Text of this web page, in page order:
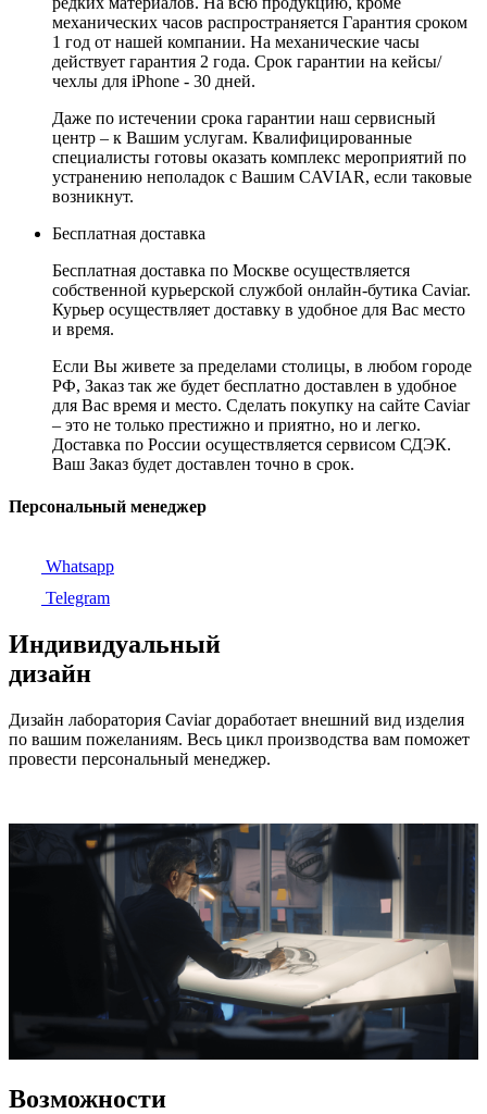
механических часов распространяется Гарантия сроком
1 год от нашей компании. На механические часы
действует гарантия 2 года. Срок гарантии на кейсы/
чехлы для iPhone - 30 дней.
Даже по истечении срока гарантии наш сервисный
центр – к Вашим услугам. Квалифицированные
специалисты готовы оказать комплекс мероприятий по
устранению неполадок с Вашим CAVIAR, если таковые
возникнут.
Бесплатная доставка
Бесплатная доставка по Москве осуществляется
собственной курьерской службой онлайн-бутика Caviar.
Курьер осуществляет доставку в удобное для Вас место
и время.
Если Вы живете за пределами столицы, в любом городе
РФ, Заказ так же будет бесплатно доставлен в удобное
для Вас время и место. Сделать покупку на сайте Caviar
– это не только престижно и приятно, но и легко.
Доставка по России осуществляется сервисом СДЭК.
Ваш Заказ будет доставлен точно в срок.
Персональный менеджер
Whatsapp
Telegram
Индивидуальный
дизайн
Дизайн лаборатория Caviar доработает внешний вид изделия
по вашим пожеланиям. Весь цикл производства вам поможет
провести персональный менеджер.
Возможности